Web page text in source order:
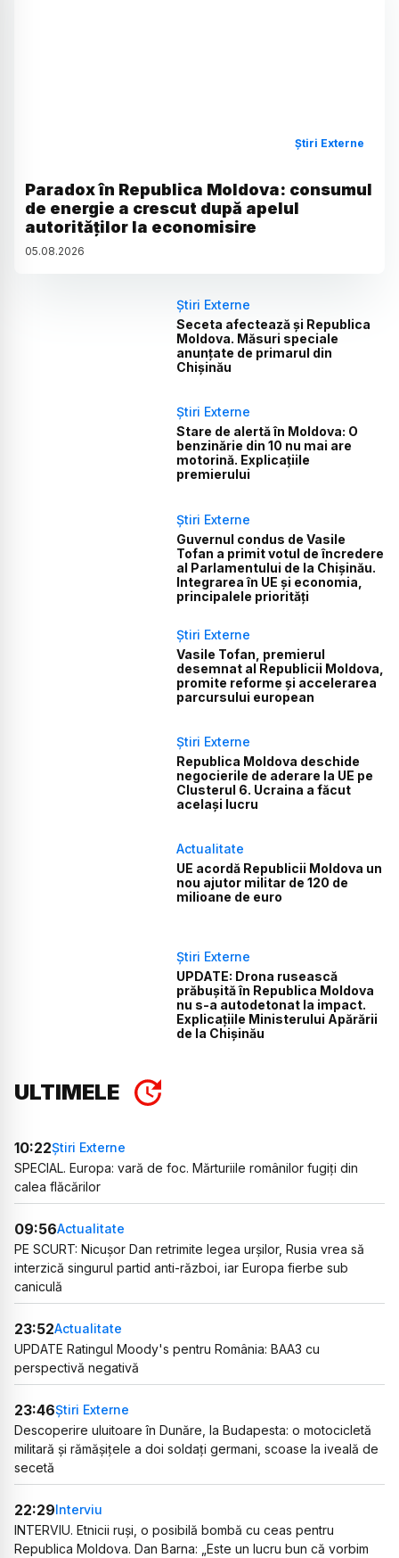
Știri Externe
Paradox în Republica Moldova: consumul
de energie a crescut după apelul
autorităților la economisire
05.08.2026
Știri Externe
Seceta afectează și Republica
Moldova. Măsuri speciale
anunțate de primarul din
Chișinău
Știri Externe
Stare de alertă în Moldova: O
benzinărie din 10 nu mai are
motorină. Explicațiile
premierului
Știri Externe
Guvernul condus de Vasile
Tofan a primit votul de încredere
al Parlamentului de la Chișinău.
Integrarea în UE și economia,
principalele priorități
Știri Externe
Vasile Tofan, premierul
desemnat al Republicii Moldova,
promite reforme și accelerarea
parcursului european
Știri Externe
Republica Moldova deschide
negocierile de aderare la UE pe
Clusterul 6. Ucraina a făcut
același lucru
Actualitate
UE acordă Republicii Moldova un
nou ajutor militar de 120 de
milioane de euro
Știri Externe
UPDATE: Drona rusească
prăbușită în Republica Moldova
nu s-a autodetonat la impact.
Explicațiile Ministerului Apărării
de la Chișinău
ULTIMELE
10:22Știri Externe
SPECIAL. Europa: vară de foc. Mărturiile românilor fugiți din
calea flăcărilor
09:56Actualitate
PE SCURT: Nicușor Dan retrimite legea urșilor, Rusia vrea să
interzică singurul partid anti-război, iar Europa fierbe sub
caniculă
23:52Actualitate
UPDATE Ratingul Moody's pentru România: BAA3 cu
perspectivă negativă
23:46Știri Externe
Descoperire uluitoare în Dunăre, la Budapesta: o motocicletă
militară și rămășițele a doi soldați germani, scoase la iveală de
secetă
22:29Interviu
INTERVIU. Etnicii ruși, o posibilă bombă cu ceas pentru
Republica Moldova. Dan Barna: „Este un lucru bun că vorbim